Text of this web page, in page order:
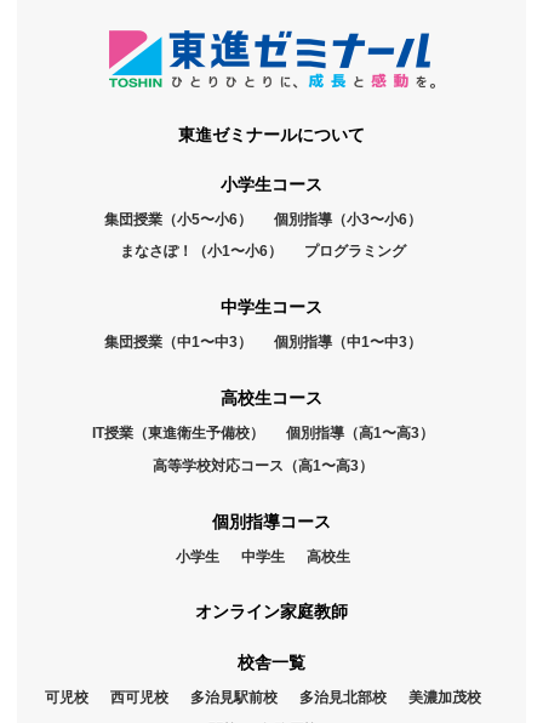
東進ゼミナールについて
小学生コース
集団授業（小5〜小6）
個別指導（小3〜小6）
まなさぽ！（小1〜小6）
プログラミング
中学生コース
集団授業（中1〜中3） 個別指導（中1〜中3）
高校生コース
IT授業（東進衛生予備校）
個別指導（高1〜高3）
高等学校対応コース（高1〜高3）
個別指導コース
小学生 中学生 高校生
オンライン家庭教師
校舎一覧
可児校 西可児校 多治見駅前校 多治見北部校
美濃加茂校